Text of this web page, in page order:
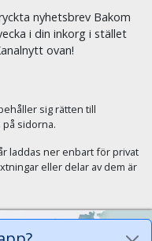
nyhetsbrev Bakom
i din inkorg i stället
ovan!
sig rätten till
sidorna.
laddas ner enbart för privat
eller delar av dem är